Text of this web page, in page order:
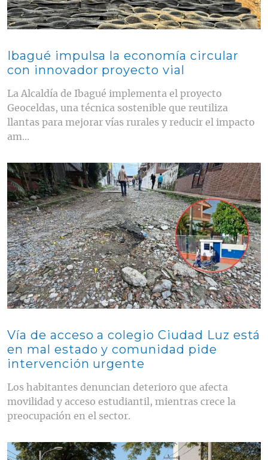
Ibagué impulsa la economía circular
con innovador proyecto vial
La Alcaldía de Ibagué implementa el proyecto
Geoceldas, una técnica sostenible que reutiliza
llantas para mejorar vías rurales y reducir el impacto
am...
Contenido multimedia principal
Vía de acceso a colegio Ciudad Luz está
en mal estado y comunidad pide
intervención urgente
Los habitantes denuncian deterioro que afecta
movilidad y acceso estudiantil, mientras crece la
preocupación en el sector.
Contenido multimedia principal